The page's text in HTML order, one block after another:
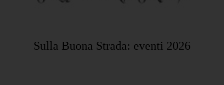
Sulla Buona Strada: eventi 2026